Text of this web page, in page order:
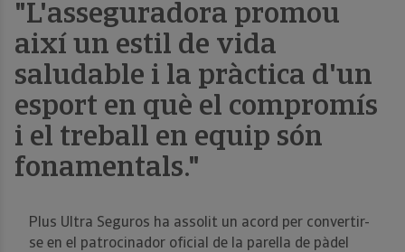
"L'asseguradora promou
així un estil de vida
saludable i la pràctica d'un
esport en què el compromís
i el treball en equip són
fonamentals."
Plus Ultra Seguros ha assolit un acord per convertir-
se en el patrocinador oficial de la parella de pàdel